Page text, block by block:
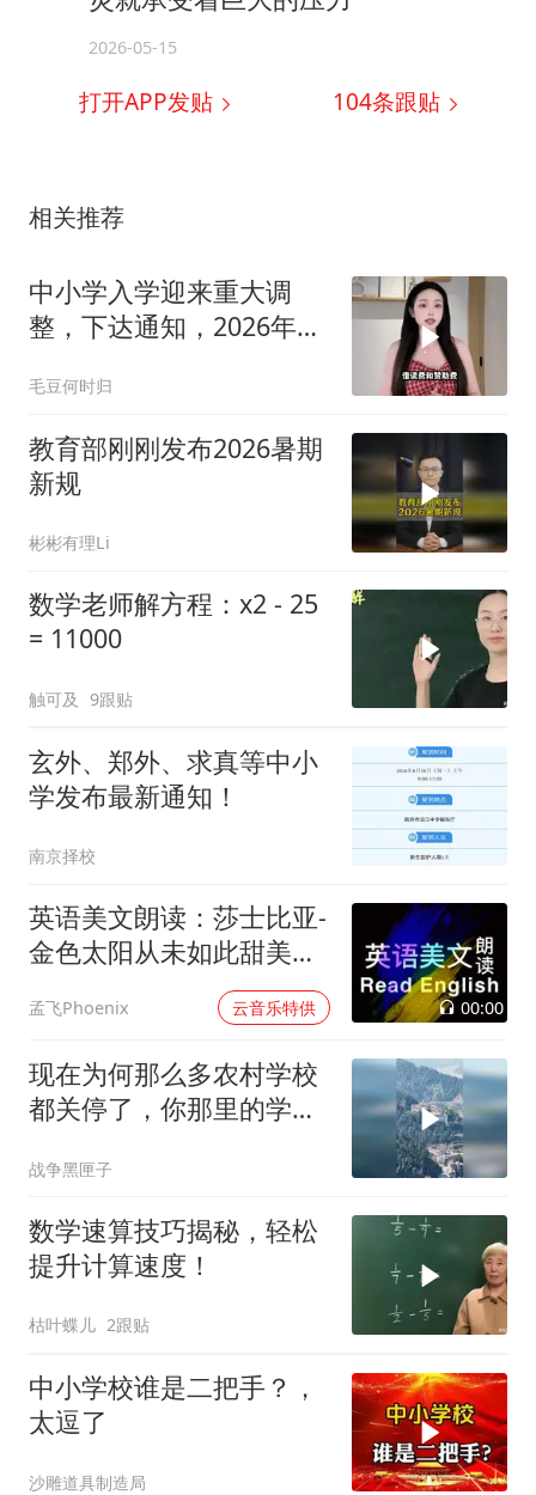
2026-05-15
打开APP发贴 104条跟贴
相关推荐
中小学入学迎来重大调
整，下达通知，2026年9
毛豆何时归
教育部刚刚发布2026暑期
新规
彬彬有理Li
数学老师解方程：x2 - 25
= 11000
触可及 9跟贴
玄外、郑外、求真等中小
学发布最新通知！
南京择校
英语美文朗读：莎士比亚-
金色太阳从未如此甜美吻
孟飞Phoenix 云音乐特供 00:00
现在为何那么多农村学校
都关停了，你那里的学校
战争黑匣子
数学速算技巧揭秘，轻松
提升计算速度！
枯叶蝶儿 2跟贴
中小学校谁是二把手？，
太逗了
沙雕道具制造局